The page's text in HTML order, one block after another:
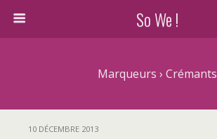
So We !
Marqueurs › Crémants
10 DÉCEMBRE 2013